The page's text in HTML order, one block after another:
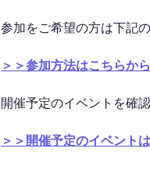
参加をご希望の方は下記
＞＞参加方法はこちらから
開催予定のイベントを確
＞＞開催予定のイベント